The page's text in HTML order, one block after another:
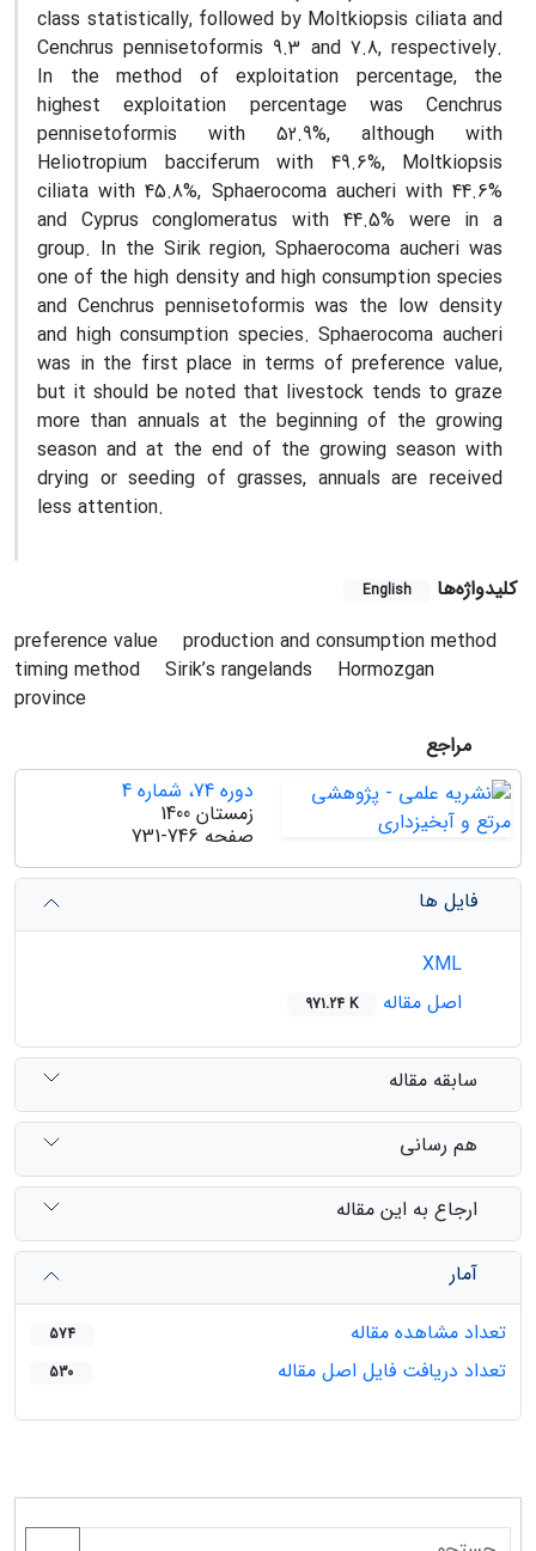
class statistically, followed by Moltkiopsis ciliata and
Cenchrus pennisetoformis 9.3 and 7.8, respectively.
In the method of exploitation percentage, the
highest exploitation percentage was Cenchrus
pennisetoformis with 52.9%, although with
Heliotropium bacciferum with 49.6%, Moltkiopsis
ciliata with 45.8%, Sphaerocoma aucheri with 44.6%
and Cyprus conglomeratus with 44.5% were in a
group. In the Sirik region, Sphaerocoma aucheri was
one of the high density and high consumption species
and Cenchrus pennisetoformis was the low density
and high consumption species. Sphaerocoma aucheri
was in the first place in terms of preference value,
but it should be noted that livestock tends to graze
more than annuals at the beginning of the growing
season and at the end of the growing season with
drying or seeding of grasses, annuals are received
less attention.
کلیدواژه‌ها English
preference value
production and consumption method
timing method
Sirik’s rangelands
Hormozgan
province
مراجع
دوره 74، شماره 4
زمستان 1400
صفحه 731-746
فایل ها
اصل مقاله
971.24 K
سابقه مقاله
هم رسانی
ارجاع به این مقاله
آمار
تعداد مشاهده مقاله
574
تعداد دریافت فایل اصل مقاله 530